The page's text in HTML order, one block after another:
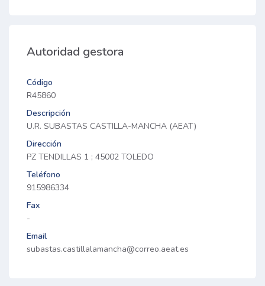
Autoridad gestora
Código
R45860
Descripción
U.R. SUBASTAS CASTILLA-MANCHA (AEAT)
Dirección
PZ TENDILLAS 1 ; 45002 TOLEDO
Teléfono
915986334
Fax
-
Email
subastas.castillalamancha@correo.aeat.es